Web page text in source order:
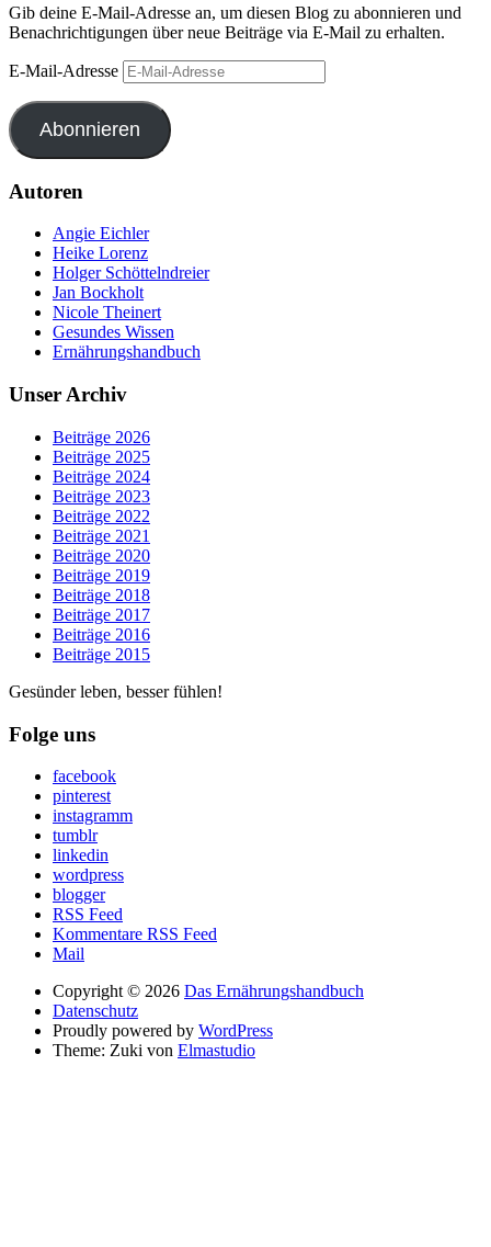
Gib deine E-Mail-Adresse an, um diesen Blog zu abonnieren und
Benachrichtigungen über neue Beiträge via E-Mail zu erhalten.
E-Mail-Adresse
Abonnieren
Autoren
Angie Eichler
Heike Lorenz
Holger Schöttelndreier
Jan Bockholt
Nicole Theinert
Gesundes Wissen
Ernährungshandbuch
Unser Archiv
Beiträge 2026
Beiträge 2025
Beiträge 2024
Beiträge 2023
Beiträge 2022
Beiträge 2021
Beiträge 2020
Beiträge 2019
Beiträge 2018
Beiträge 2017
Beiträge 2016
Beiträge 2015
Gesünder leben, besser fühlen!
Folge uns
facebook
pinterest
instagramm
tumblr
linkedin
wordpress
blogger
RSS Feed
Kommentare RSS Feed
Mail
Copyright © 2026 Das Ernährungshandbuch
Datenschutz
Proudly powered by WordPress
Theme: Zuki von Elmastudio